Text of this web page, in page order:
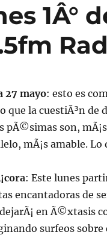
1Â°
27 mayo: esto es
que la cuestiÃ³n de
pÃ©simas son,
mÃ¡s amable.
: Este lunes
encantadoras de
en Ã©xtasis
surfeos